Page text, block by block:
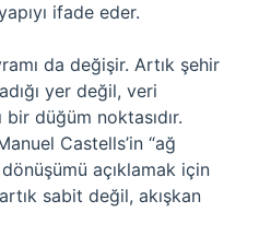
ifade eder.
da değişir. Artık şehir
yer değil, veri
bir düğüm noktasıdır.
Castells’in “ağ
açıklamak için
sabit değil, akışkan